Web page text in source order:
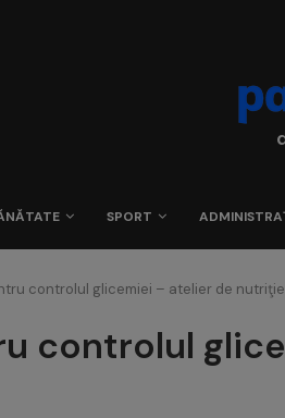
SPORT
controlul glicemiei – atelier de
controlul